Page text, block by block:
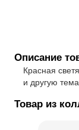
Описание
Красная
и другую
Товар из